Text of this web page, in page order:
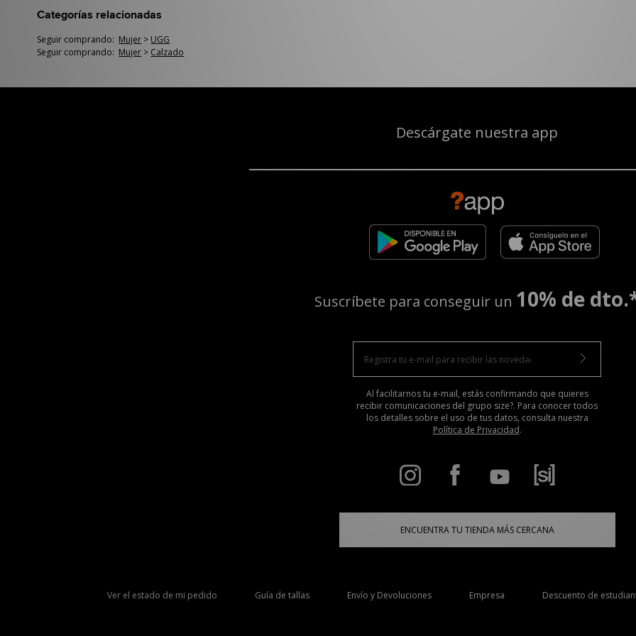
Categorías relacionadas
Seguir comprando: Mujer > UGG
Seguir comprando: Mujer > Calzado
Descárgate nuestra app
Suscríbete para conseguir un 10% de
Al facilitarnos tu e-mail, estás confirmando que quieres
recibir comunicaciones del grupo size?. Para conocer todos
los detalles sobre el uso de tus datos, consulta nuestra
Política de Privacidad.
ENCUENTRA TU TIENDA MÁS CERCANA
Ver el estado de mi pedido Guía de tallas Envío y Devoluciones Empresa Descuento de